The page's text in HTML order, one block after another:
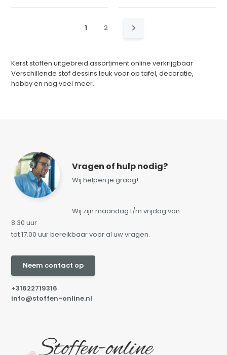
1 2
Kerst stoffen uitgebreid assortiment online verkrijgbaar
Verschillende stof dessins leuk voor op tafel, decoratie,
hobby en nog veel meer.
Vragen of hulp nodig?
Wij helpen je graag!
Wij zijn maandag t/m vrijdag van
8.30 uur
tot 17.00 uur bereikbaar voor al uw vragen.
Neem contact op
+31622719316
info@stoffen-online.nl